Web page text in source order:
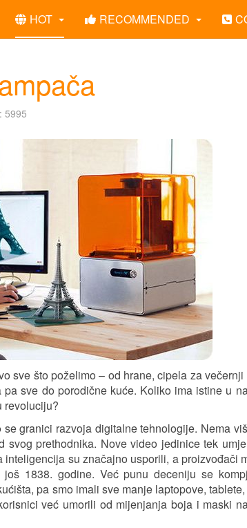
HOT RECOMMENDED
5995
sve što poželimo – od hrane, cipela za
sve do porodične kuće. Koliko ima istine u
revoluciju?
granici razvoja digitalne tehnologije. Nema
prethodnika. Nove video jedinice tek
su značajno usporili, a proizvođači
1838. godine. Već punu deceniju se
pa smo imali sve manje laptopove,
već umorili od mijenjanja boja i maski